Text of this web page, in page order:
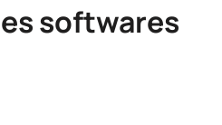
softwares